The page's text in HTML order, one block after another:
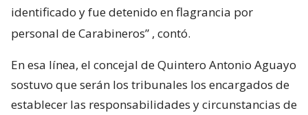
identificado y fue detenido en flagrancia por
personal de Carabineros” , contó.
En esa línea, el concejal de Quintero Antonio Aguayo
sostuvo que serán los tribunales los encargados de
establecer las responsabilidades y circunstancias de